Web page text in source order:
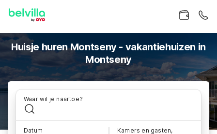
Huisje huren Montseny - vakantiehuizen in
Montseny
Waar wil je naartoe?
Datum Kamers en gasten,